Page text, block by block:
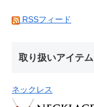
RSSフィード
取り扱いアイテム
ネックレス